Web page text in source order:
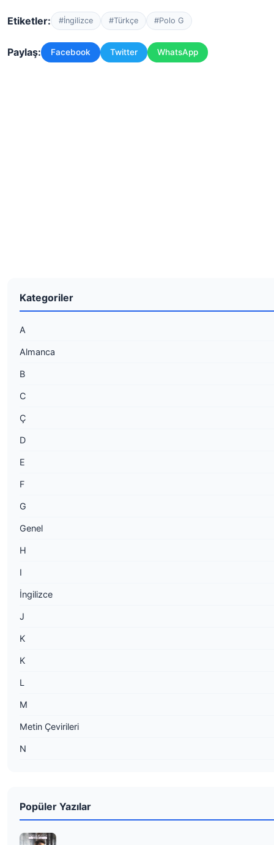
Etiketler: #İngilizce #Türkçe #Polo G
Paylaş: Facebook Twitter WhatsApp
Kategoriler
A
Almanca
B
C
Ç
D
E
F
G
Genel
H
I
İngilizce
J
K
K
L
M
Metin Çevirileri
N
Popüler Yazılar